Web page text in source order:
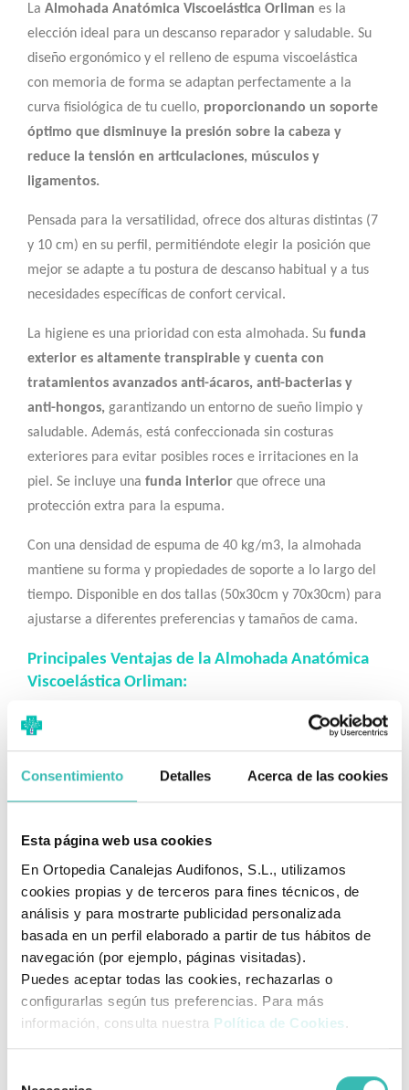
Consentimiento Detalles Acerca de las cookies
Esta página web usa cookies
En Ortopedia Canalejas Audifonos, S.L., utilizamos
cookies propias y de terceros para fines técnicos, de
análisis y para mostrarte publicidad personalizada
basada en un perfil elaborado a partir de tus hábitos de
navegación (por ejemplo, páginas visitadas).
Puedes aceptar todas las cookies, rechazarlas o
configurarlas según tus preferencias. Para más
información, consulta nuestra Política de Cookies .
La Almohada Anatómica Viscoelástica Orliman es la
elección ideal para un descanso reparador y saludable. Su
diseño ergonómico y el relleno de espuma viscoelástica
con memoria de forma se adaptan perfectamente a la
curva fisiológica de tu cuello, proporcionando un soporte
óptimo que disminuye la presión sobre la cabeza y
reduce la tensión en articulaciones, músculos y
ligamentos.
Pensada para la versatilidad, ofrece dos alturas distintas (7
y 10 cm) en su perfil, permitiéndote elegir la posición que
mejor se adapte a tu postura de descanso habitual y a tus
necesidades específicas de confort cervical.
La higiene es una prioridad con esta almohada. Su funda
exterior es altamente transpirable y cuenta con
tratamientos avanzados anti-ácaros, anti-bacterias y
anti-hongos, garantizando un entorno de sueño limpio y
saludable. Además, está confeccionada sin costuras
exteriores para evitar posibles roces e irritaciones en la
piel. Se incluye una funda interior que ofrece una
protección extra para la espuma.
Con una densidad de espuma de 40 kg/m3, la almohada
mantiene su forma y propiedades de soporte a lo largo del
tiempo. Disponible en dos tallas (50x30cm y 70x30cm) para
ajustarse a diferentes preferencias y tamaños de cama.
Principales Ventajas de la Almohada Anatómica
Viscoelástica Orliman:
Diseño Ergonómico:
Adaptación perfecta a la curva del
cuello para un soporte óptimo.
presión y reduce la tensión en cuello y nuca.
necesidades de descanso.
tratamientos anti-ácaros, anti-bacterias y anti-hongos.
Máximo Confort:Sin costuras exteriores para evitar roces.
Doble Protección:Incluye funda interior para la espuma.
Alta Durabilidad:Densidad de40 kg/m3.
Variedad de Tamaños: Disponible en 50x30cm y 70x30cm.
¿Para quién está pensada?
Personas con molestias cervicales, dolores de cabeza